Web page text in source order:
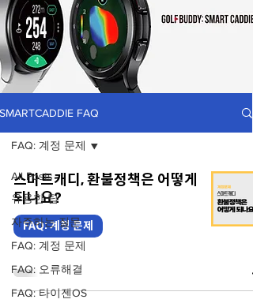
SMARTCADDIE FAQ
All Posts
유용한 팁
자주하는 질문
FAQ: 계정 문제
FAQ: 오류해결
FAQ: 타이젠OS
FAQ: 계정 문제
스마트캐디, 환불정책은 어떻게
되나요?
FAQ: 계정 문제